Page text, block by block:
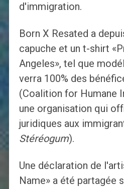
d'immigration.
Born X Resated a
capuche et un t-shirt
Angeles», tel que
verra 100% des
(Coalition for Humane
une organisation qui
juridiques aux
Stéréogum).
Une déclaration de
Name» a été partagée